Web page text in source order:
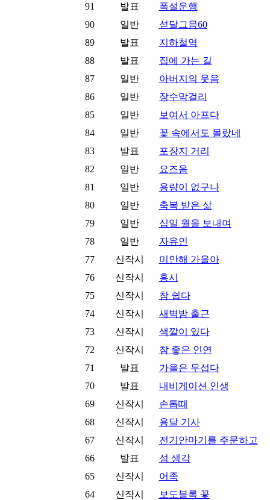
91
발표
폭설운행
90
일반
섣달그믐60
89
발표
지하철역
88
발표
집에 가는 길
87
일반
아버지의 웃음
86
일반
장수막걸리
85
일반
보여서 아프다
84
일반
꽃 속에서도 몰랐네
83
발표
포장지 거리
82
일반
요즈음
81
일반
용량이 없구나
80
일반
축복 받은 삶
79
일반
십일 월을 보내며
78
일반
자유인
77
신작시
미안해 가을아
76
신작시
홍시
75
신작시
참 쉽다
74
신작시
새벽밤 출근
73
신작시
색깔이 있다
72
신작시
참 좋은 인연
71
발표
가을은 무섭다
70
발표
내비게이션 인생
69
신작시
손톱때
68
신작시
용달 기사
67
신작시
전기안마기를 주문하고
66
발표
섬 생각
65
신작시
어족
64
신작시
보도블록 꽃